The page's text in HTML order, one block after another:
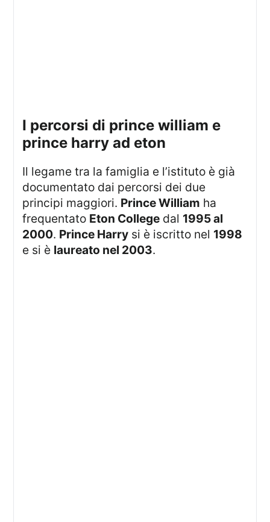
i percorsi di prince william e
prince harry ad eton
Il legame tra la famiglia e l’istituto è già
documentato dai percorsi dei due
principi maggiori. Prince William ha
frequentato Eton College dal 1995 al
2000. Prince Harry si è iscritto nel 1998
e si è laureato nel 2003.